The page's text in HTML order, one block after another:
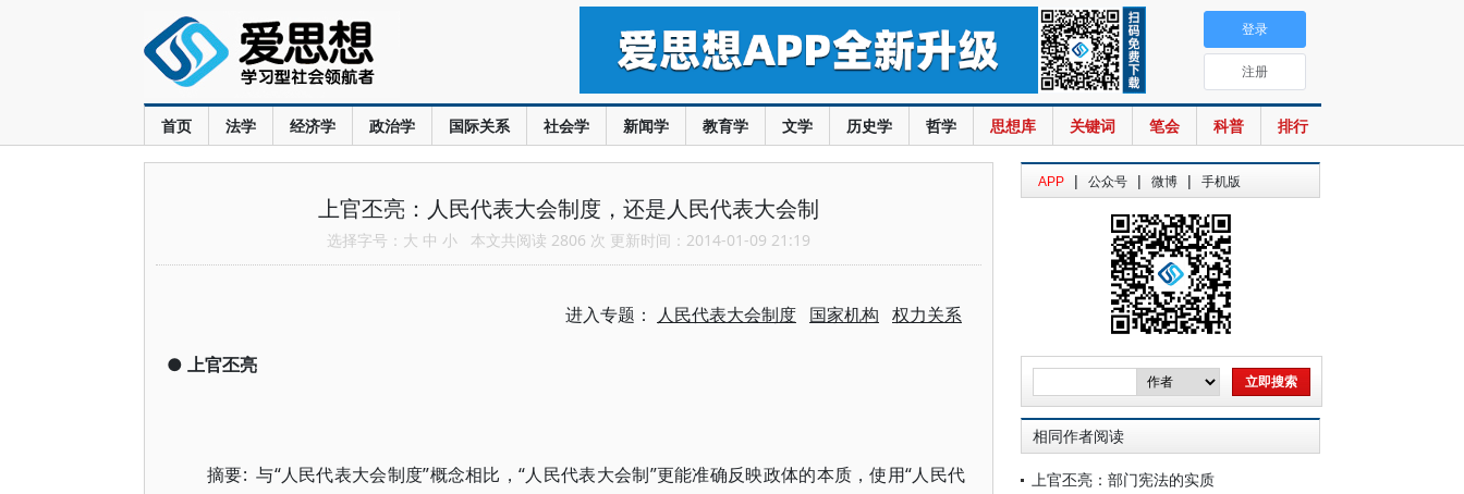
首页 法学 经济学 政治学 国际关系 社会学 新闻学 教育学 文学 历史学 哲学 思想库 关键词 笔会 科普 排行
登录
注册
上官丕亮：人民代表大会制度，还是人民代表大会制
选择字号： 大 中 小 本文共阅读 2806 次 更新时间：2014-01-09 21:19
进入专题： 人民代表大会制度 国家机构 权力关系
● 上官丕亮
摘要: 与“人民代表大会制度”概念相比，“人民代表大会制”更能准确反映政体的本质，使用“人民代
APP | 公众号 | 微博 | 手机版
相同作者阅读
上官丕亮：部门宪法的实质